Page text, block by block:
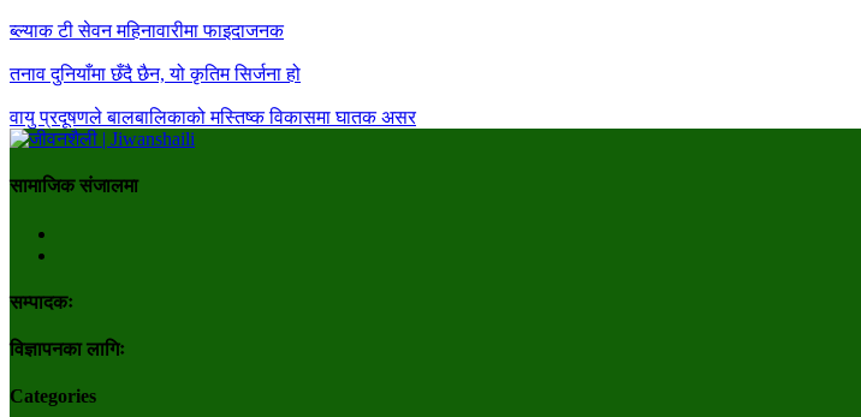
ब्ल्याक टी सेवन महिनावारीमा फाइदाजनक
तनाव दुनियाँमा छँदै छैन, यो कृतिम सिर्जना हो
वायु प्रदूषणले बालबालिकाको मस्तिष्क विकासमा घातक असर
सामाजिक संजालमा
सम्पादकः
विज्ञापनका लागिः
Categories